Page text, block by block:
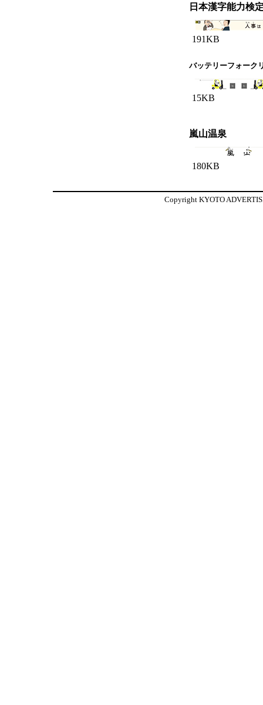
日本漢字能力検
191KB
バッテリーフォーク
15KB
嵐山温泉
180KB
Copyright KYOTO